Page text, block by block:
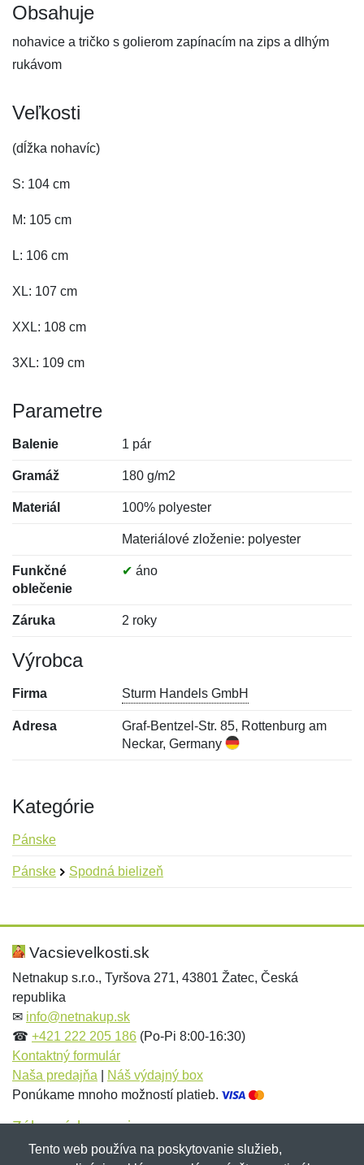
Obsahuje
nohavice a tričko s golierom zapínacím na zips a dlhým
rukávom
Veľkosti
(dĺžka nohavíc)
S: 104 cm
M: 105 cm
L: 106 cm
XL: 107 cm
XXL: 108 cm
3XL: 109 cm
Parametre
Balenie 1 pár
Gramáž 180 g/m2
Materiál 100% polyester
Materiálové zloženie: polyester
Funkčné
oblečenie
✔ áno
Záruka 2 roky
Výrobca
Firma Sturm Handels GmbH
Adresa
Graf-Bentzel-Str. 85, Rottenburg am
Neckar, Germany
Kategórie
Pánske
Pánske Spodná bielizeň
Hodnotenie:
Meno:*
E-mail:
Meno:
E-mail:*
Správa*
Vacsievelkosti.sk
Netnakup s.r.o., Tyršova 271, 43801 Žatec, Česká
republika
✉ info@netnakup.sk
☎ +421 222 205 186 (Po-Pi 8:00-16:30)
Kontaktný formulár
Naša predajňa
Náš výdajný box
Ponúkame mnoho možností platieb.
Zákaznícky servis
Novinky emailom
Tento web používa na poskytovanie služieb,